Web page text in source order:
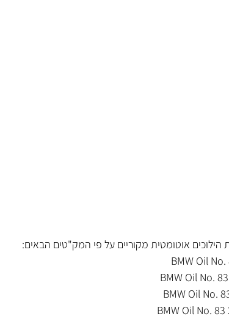
אוטומטית מקוריים על פי המק"טים הבאים:
BMW Oil
BMW Oil No.
BMW Oil No.
BMW Oil No. 83